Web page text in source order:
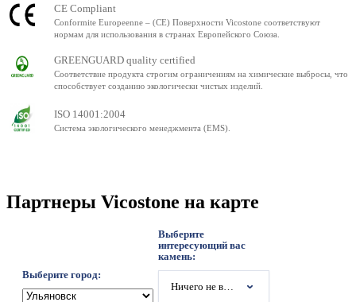
CE Compliant
Conformite Europeenne – (CE) Поверхности Vicostone соответствуют
нормам для использования в странах Европейского Союза.
GREENGUARD quality certified
Соответствие продукта строгим ограничениям на химические выбросы, что
способствует созданию экологически чистых изделий.
ISO 14001:2004
Система экологического менеджмента (EMS).
Партнеры Vicostone на карте
Выберите город:
Выберите
интересующий вас
камень:
Ничего не выбрано